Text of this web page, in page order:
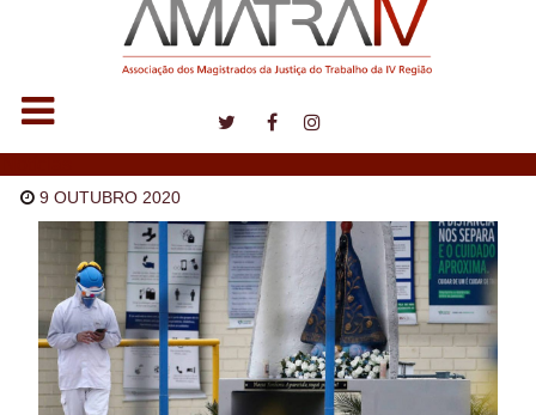
9 OUTUBRO 2020